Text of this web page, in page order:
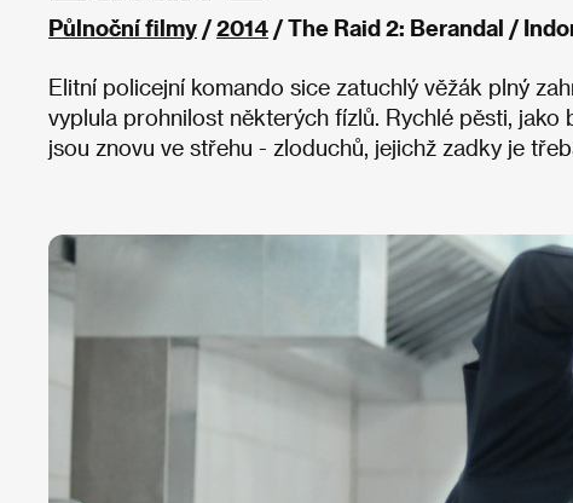
Půlnoční filmy /2014 / The Raid 2: Berandal /
Elitní policejní komando sice zatuchlý věžák plný
vyplula prohnilost některých fízlů. Rychlé pěsti,
jsou znovu ve střehu - zloduchů, jejichž zadky je